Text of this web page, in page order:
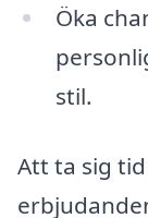
Öka
stil.
Att ta sig